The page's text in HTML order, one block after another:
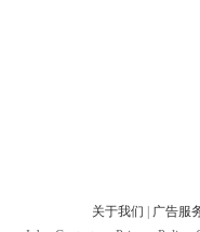
关于我们
广告服